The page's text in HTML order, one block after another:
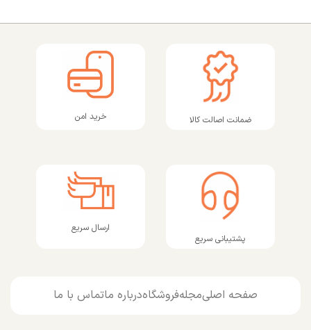
ضمانت اصالت کالا خرید امن
پشتیبانی سریع
ارسال سریع
صفحه اصلیمجلهفروشگاهدرباره ماتماس با ما